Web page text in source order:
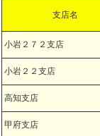
支店名
小岩２７２支店
小岩２２支店
高知支店
甲府支店